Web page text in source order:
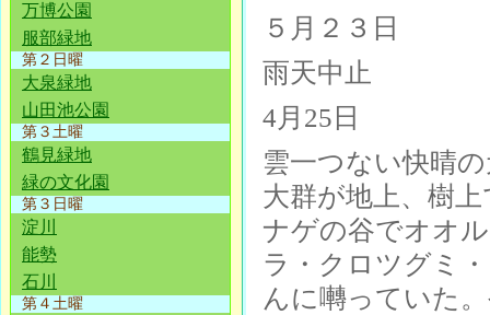
万博公園
服部緑地
第２日曜
大泉緑地
山田池公園
第３土曜
鶴見緑地
緑の文化園
第３日曜
淀川
能勢
石川
第４土曜
５月２３日
雨天中止
4月25日
雲一つない快晴
大群が地上、樹
ナゲの谷でオオ
ラ・クロツグミ
んに囀っていた